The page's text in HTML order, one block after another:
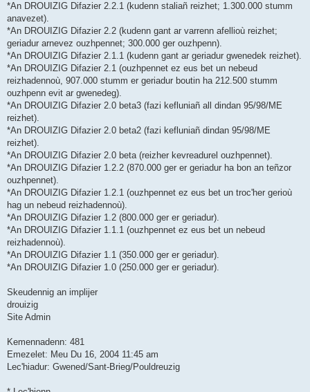
*An DROUIZIG Difazier 2.2.1 (kudenn staliañ reizhet; 1.300.000 stumm
anavezet).
*An DROUIZIG Difazier 2.2 (kudenn gant ar varrenn afellioù reizhet;
geriadur arnevez ouzhpennet; 300.000 ger ouzhpenn).
*An DROUIZIG Difazier 2.1.1 (kudenn gant ar geriadur gwenedek reizhet).
*An DROUIZIG Difazier 2.1 (ouzhpennet ez eus bet un nebeud
reizhadennoù, 907.000 stumm er geriadur boutin ha 212.500 stumm
ouzhpenn evit ar gwenedeg).
*An DROUIZIG Difazier 2.0 beta3 (fazi kefluniañ all dindan 95/98/ME
reizhet).
*An DROUIZIG Difazier 2.0 beta2 (fazi kefluniañ dindan 95/98/ME
reizhet).
*An DROUIZIG Difazier 2.0 beta (reizher kevreadurel ouzhpennet).
*An DROUIZIG Difazier 1.2.2 (870.000 ger er geriadur ha bon an teñzor
ouzhpennet).
*An DROUIZIG Difazier 1.2.1 (ouzhpennet ez eus bet un troc'her gerioù
hag un nebeud reizhadennoù).
*An DROUIZIG Difazier 1.2 (800.000 ger er geriadur).
*An DROUIZIG Difazier 1.1.1 (ouzhpennet ez eus bet un nebeud
reizhadennoù).
*An DROUIZIG Difazier 1.1 (350.000 ger er geriadur).
*An DROUIZIG Difazier 1.0 (250.000 ger er geriadur).
Skeudennig an implijer
drouizig
Site Admin
Kemennadenn: 481
Emezelet: Meu Du 16, 2004 11:45 am
Lec'hiadur: Gwened/Sant-Brieg/Pouldreuzig